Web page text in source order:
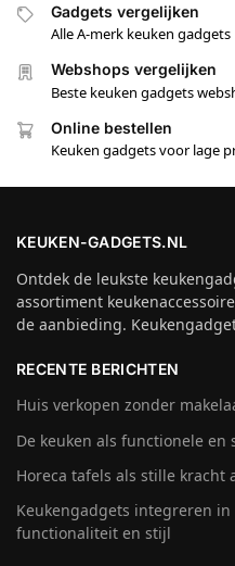
Gadgets vergelijken
Alle A-merk keuken gadgets
Webshops vergelijken
Beste keuken gadgets
Online bestellen
Keuken gadgets voor lage
KEUKEN-GADGETS.NL
Ontdek de leukste
assortiment
de aanbieding.
RECENTE BERICHTEN
Huis verkopen zonder
De keuken als functionele
Horeca tafels als stille kracht
Keukengadgets integreren
functionaliteit en stijl